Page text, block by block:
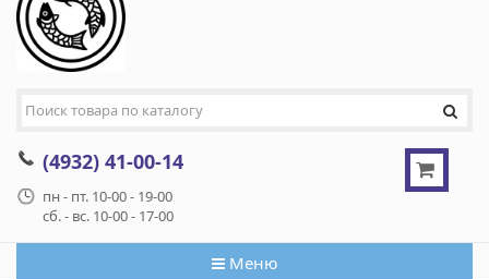
(4932) 41-00-14
пн - пт. 10-00 - 19-00
сб. - вс. 10-00 - 17-00
Меню